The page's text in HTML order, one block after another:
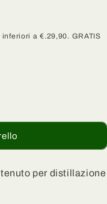
a €.29,90. GRATIS
per distillazione